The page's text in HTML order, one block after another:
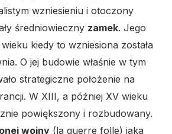
wzniesieniu i otoczony
średniowieczny zamek. Jego
kiedy to wzniesiona została
O jej budowie właśnie w tym
strategiczne położenie na
W XIII, a później XV wieku
powiększony i rozbudowany.
wojny (la guerre folle) jaka